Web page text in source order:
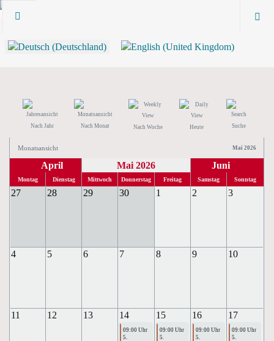
Nach Jahr Nach Monat Nach Woche Heute Suche
Monatsansicht Mai 2026
April Mai 2026 Juni
Montag Dienstag Mittwoch Donnerstag Freitag Samstag Sonntag
27 28 29 30 1 2 3
4 5 6 7 8 9 10
11 12 13 14 15 16 17
09:00 Uhr
5.
09:00 Uhr
5.
09:00 Uhr
5.
09:00 Uhr
5.